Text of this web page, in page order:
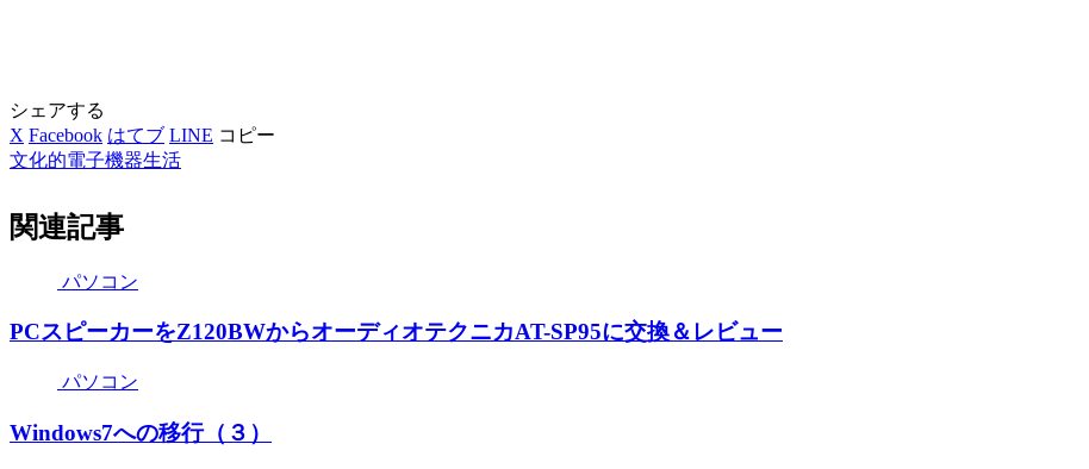
シェアする
X Facebook はてブ LINE コピー
文化的電子機器生活
関連記事
パソコン
PCスピーカーをZ120BWからオーディオテクニカAT-SP95に交換＆レビュー
パソコン
Windows7への移行（３）